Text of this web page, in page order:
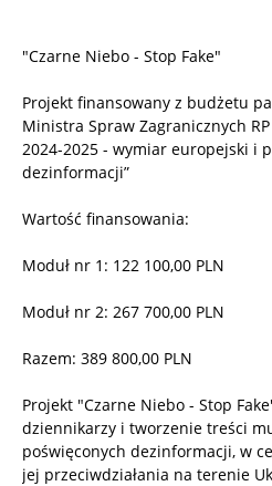
"Czarne Niebo - Stop Fake"
Projekt finansowany z budżetu
Ministra Spraw Zagranicznych
2024-2025 - wymiar europejski i
dezinformacji”
Wartość finansowania:
Moduł nr 1: 122 100,00 PLN
Moduł nr 2: 267 700,00 PLN
Razem: 389 800,00 PLN
Projekt "Czarne Niebo - Stop
dziennikarzy i tworzenie treści
poświęconych dezinformacji, w
jej przeciwdziałania na terenie